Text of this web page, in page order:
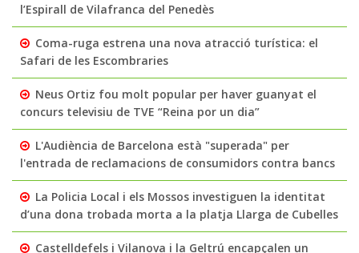
l’Espirall de Vilafranca del Penedès
Coma-ruga estrena una nova atracció turística: el
Safari de les Escombraries
Neus Ortiz fou molt popular per haver guanyat el
concurs televisiu de TVE “Reina por un dia”
L'Audiència de Barcelona està "superada" per
l'entrada de reclamacions de consumidors contra bancs
La Policia Local i els Mossos investiguen la identitat
d’una dona trobada morta a la platja Llarga de Cubelles
Castelldefels i Vilanova i la Geltrú encapçalen un